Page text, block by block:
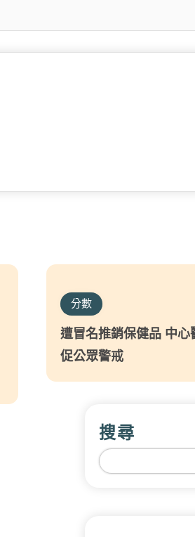
分數
遭冒名推銷保健品 中心
促公眾警戒
搜尋